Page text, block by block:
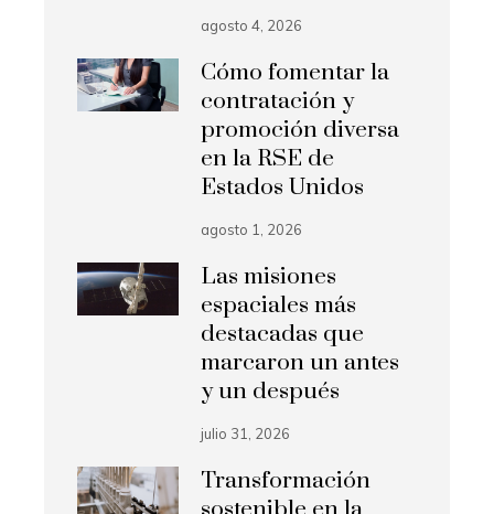
agosto 4, 2026
Cómo fomentar la
contratación y
promoción diversa
en la RSE de
Estados Unidos
agosto 1, 2026
Las misiones
espaciales más
destacadas que
marcaron un antes
y un después
julio 31, 2026
Transformación